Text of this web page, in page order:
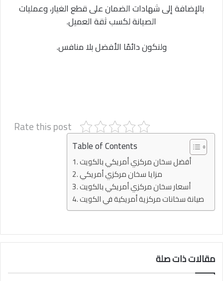
بالإضافة إلى شهادات الضمان على قطع الغيار، وعمليات
الصيانة لكسب ثقة العميل.
ولنكون دائمًا الأفضل بلا منافس.
Rate this post
Table of Contents
أفضل سخان مركزي أمريكي بالكويت
مزايا سخان مركزي أمريكي
أسعار سخان مركزي أمريكي بالكويت
صيانة سخانات مركزية أمريكية في الكويت
مقالات ذات صلة